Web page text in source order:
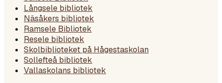
Långsele bibliotek
Näsåkers bibliotek
Ramsele Bibliotek
Resele bibliotek
Skolbiblioteket på Hågestaskolan
Sollefteå bibliotek
Vallaskolans bibliotek